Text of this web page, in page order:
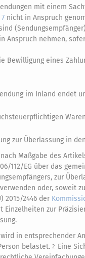
mit einem
nicht in Anspruch
Anspruch nehmen,
Bewilligung eines
im Inland endet
zur Überlassung in
Maßgabe des
112/EG über das
zur
oder, soweit
2015/2446 der
zur
wird in entsprechender
belastet. 2 Eine